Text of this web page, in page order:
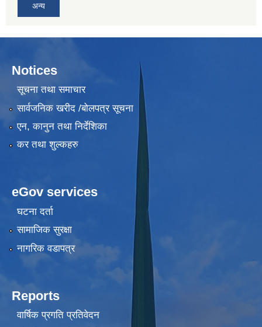
अन्य
Notices
सूचना तथा समाचार
सार्वजनिक खरीद /बोलपत्र सूचना
एन, कानुन तथा निर्देशिका
कर तथा शुल्कहरु
eGov services
घटना दर्ता
सामाजिक सुरक्षा
नागरिक वडापत्र
Reports
वार्षिक प्रगति प्रतिवेदन